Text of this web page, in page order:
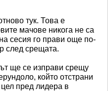
тук. Това е
мачове никога не са
сесия го прави още по-
след срещата.
ще се изправи срещу
който отстрани
пред лидера в